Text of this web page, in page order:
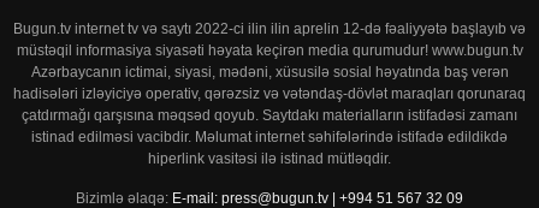
Bugun.tv internet tv və saytı 2022-ci ilin ilin aprelin 12-də fəaliyyətə başlayıb və
müstəqil informasiya siyasəti həyata keçirən media qurumudur! www.bugun.tv
Azərbaycanın ictimai, siyasi, mədəni, xüsusilə sosial həyatında baş verən
hadisələri izləyiciyə operativ, qərəzsiz və vətəndaş-dövlət maraqları qorunaraq
çatdırmağı qarşısına məqsəd qoyub. Saytdakı materialların istifadəsi zamanı
istinad edilməsi vacibdir. Məlumat internet səhifələrində istifadə edildikdə
hiperlink vasitəsi ilə istinad mütləqdir.
Bizimlə əlaqə: E-mail: press@bugun.tv | +994 51 567 32 09